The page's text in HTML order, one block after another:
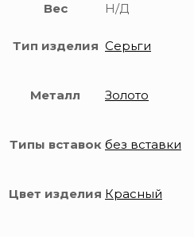
Вес Н/Д
Тип изделия Серьги
Металл Золото
Типы вставок без вставки
Цвет изделия Красный